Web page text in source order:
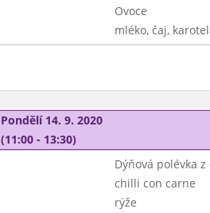
Ovoce
mléko, čaj,
Pondělí 14. 9. 2020
(11:00 - 13:30)
Dýňová polévka
chilli con carne
rýže